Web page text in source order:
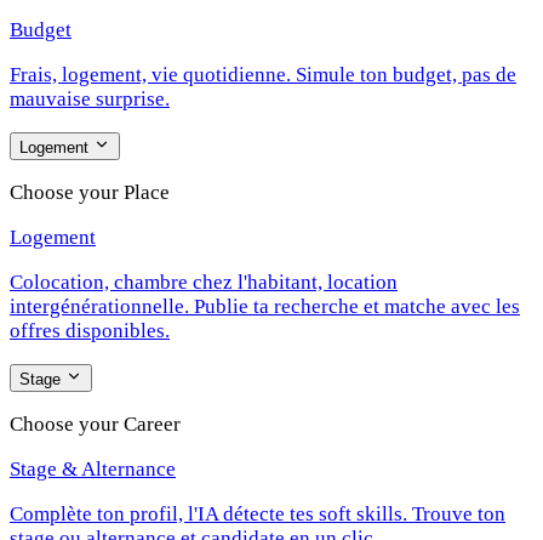
Budget
Frais, logement, vie quotidienne. Simule ton budget, pas de
mauvaise surprise.
Logement
Choose your Place
Logement
Colocation, chambre chez l'habitant, location
intergénérationnelle. Publie ta recherche et matche avec les
offres disponibles.
Stage
Choose your Career
Stage & Alternance
Complète ton profil, l'IA détecte tes soft skills. Trouve ton